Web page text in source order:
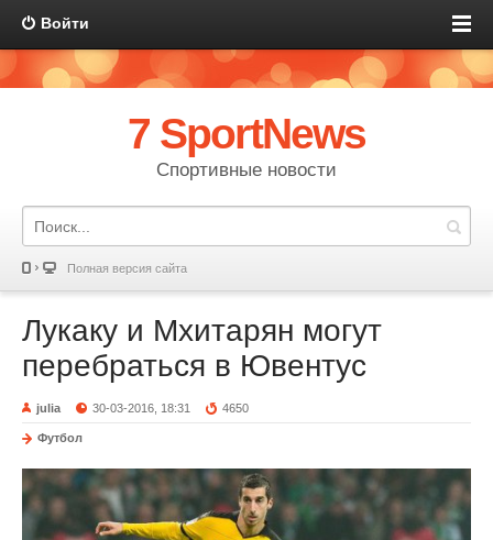
Войти
7 SportNews
Спортивные новости
Полная версия сайта
Лукаку и Мхитарян могут
перебраться в Ювентус
julia 30-03-2016, 18:31 4650
Футбол